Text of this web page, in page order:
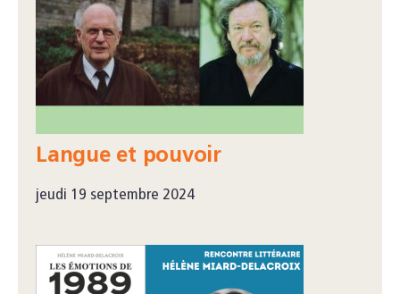
Langue et pouvoir
jeudi 19 septembre 2024